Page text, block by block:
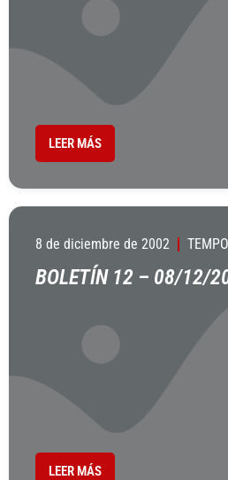
LEER MÁS
8 de diciembre de 2002
BOLETÍN 12 – 08/12/
LEER MÁS